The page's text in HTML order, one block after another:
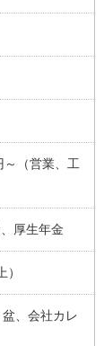
～（営業、工
厚生年金
、会社カレ